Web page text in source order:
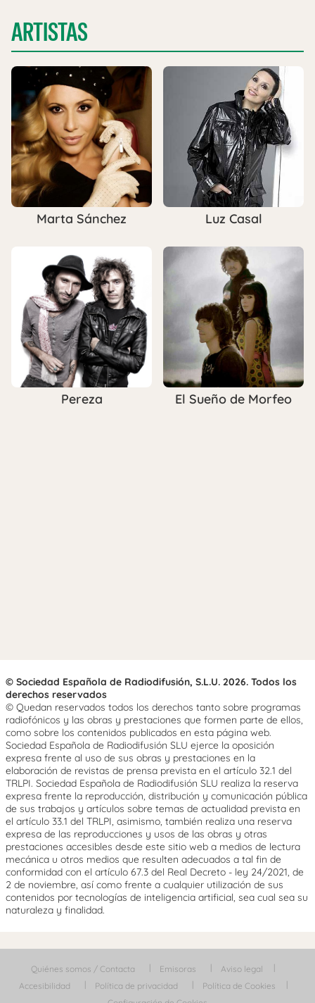
ARTISTAS
Marta Sánchez Luz Casal
Pereza El Sueño de Morfeo
© Sociedad Española de Radiodifusión, S.L.U. 2026. Todos los
derechos reservados
© Quedan reservados todos los derechos tanto sobre programas
radiofónicos y las obras y prestaciones que formen parte de ellos,
como sobre los contenidos publicados en esta página web.
Sociedad Española de Radiodifusión SLU ejerce la oposición
expresa frente al uso de sus obras y prestaciones en la
elaboración de revistas de prensa prevista en el artículo 32.1 del
TRLPI. Sociedad Española de Radiodifusión SLU realiza la reserva
expresa frente la reproducción, distribución y comunicación pública
de sus trabajos y artículos sobre temas de actualidad prevista en
el artículo 33.1 del TRLPI, asimismo, también realiza una reserva
expresa de las reproducciones y usos de las obras y otras
prestaciones accesibles desde este sitio web a medios de lectura
mecánica u otros medios que resulten adecuados a tal fin de
conformidad con el artículo 67.3 del Real Decreto - ley 24/2021, de
2 de noviembre, así como frente a cualquier utilización de sus
contenidos por tecnologías de inteligencia artificial, sea cual sea su
naturaleza y finalidad.
Quiénes somos / Contacta Emisoras
Aviso legal
Accesibilidad
Política de privacidad
Política de Cookies